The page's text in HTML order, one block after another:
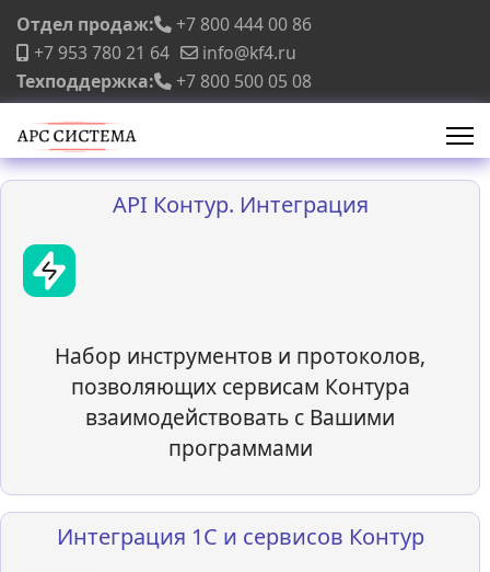
Отдел продаж:
+7 800 444 00 86
+7 953 780 21 64
info@kf4.ru
Техподдержка:
+7 800 500 05 08
API Контур. Интеграция
Набор инструментов и протоколов,
позволяющих сервисам Контура
взаимодействовать с Вашими
программами
Интеграция 1С и сервисов Контур